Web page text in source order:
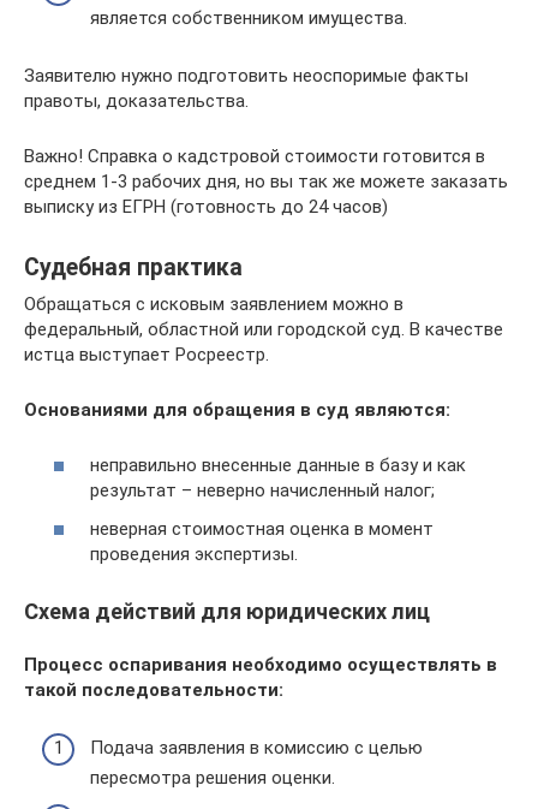
является собственником имущества.
Заявителю нужно подготовить неоспоримые факты
правоты, доказательства.
Важно! Справка о кадстровой стоимости готовится в
среднем 1-3 рабочих дня, но вы так же можете заказать
выписку из ЕГРН (готовность до 24 часов)
Судебная практика
Обращаться с исковым заявлением можно в
федеральный, областной или городской суд. В качестве
истца выступает Росреестр.
Основаниями для обращения в суд являются:
неправильно внесенные данные в базу и как
результат – неверно начисленный налог;
неверная стоимостная оценка в момент
проведения экспертизы.
Схема действий для юридических лиц
Процесс оспаривания необходимо осуществлять в
такой последовательности:
Подача заявления в комиссию с целью
пересмотра решения оценки.